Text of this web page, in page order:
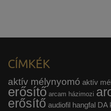
CÍMKÉK
aktív mélynyomó aktív
erősítő arcam házimozi
erősítő audiofil hangfal DA